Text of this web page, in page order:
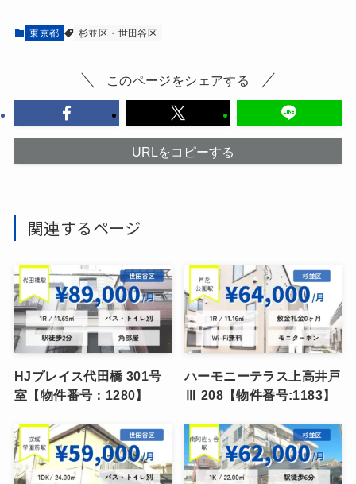
東京都 杉並区・世田谷区
このページをシェアする
URLをコピーする
関連するページ
HJプレイス代田橋 301号
室【物件番号：1280】
ハーモニーテラス上高井戸
Ⅲ 208【物件番号:1183】